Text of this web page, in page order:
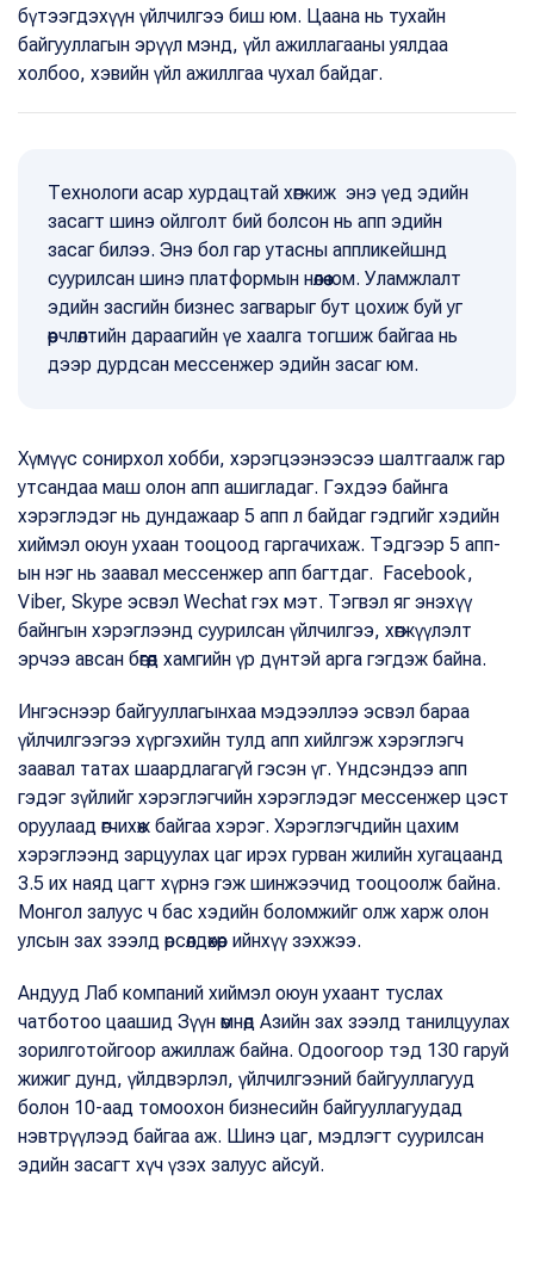
бүтээгдэхүүн үйлчилгээ биш юм. Цаана нь тухайн
байгууллагын эрүүл мэнд, үйл ажиллагааны уялдаа
холбоо, хэвийн үйл ажиллгаа чухал байдаг.
Технологи асар хурдацтай хөгжиж энэ үед эдийн
засагт шинэ ойлголт бий болсон нь апп эдийн
засаг билээ. Энэ бол гар утасны аппликейшнд
суурилсан шинэ платформын нөлөө юм. Уламжлалт
эдийн засгийн бизнес загварыг бут цохиж буй уг
өөрчлөлтийн дараагийн үе хаалга тогшиж байгаа нь
дээр дурдсан мессенжер эдийн засаг юм.
Хүмүүс сонирхол хобби, хэрэгцээнээсээ шалтгаалж гар
утсандаа маш олон апп ашигладаг. Гэхдээ байнга
хэрэглэдэг нь дундажаар 5 апп л байдаг гэдгийг хэдийн
хиймэл оюун ухаан тооцоод гаргачихаж. Тэдгээр 5 апп-
ын нэг нь заавал мессенжер апп багтдаг. Facebook,
Viber, Skype эсвэл Wechat гэх мэт. Тэгвэл яг энэхүү
байнгын хэрэглээнд суурилсан үйлчилгээ, хөгжүүлэлт
эрчээ авсан бөгөөд хамгийн үр дүнтэй арга гэгдэж байна.
Ингэснээр байгууллагынхаа мэдээллээ эсвэл бараа
үйлчилгээгээ хүргэхийн тулд апп хийлгэж хэрэглэгч
заавал татах шаардлагагүй гэсэн үг. Үндсэндээ апп
гэдэг зүйлийг хэрэглэгчийн хэрэглэдэг мессенжер цэст
оруулаад өгчихөж байгаа хэрэг. Хэрэглэгчдийн цахим
хэрэглээнд зарцуулах цаг ирэх гурван жилийн хугацаанд
3.5 их наяд цагт хүрнэ гэж шинжээчид тооцоолж байна.
Монгол залуус ч бас хэдийн боломжийг олж харж олон
улсын зах зээлд өрсөлдөхөөр ийнхүү зэхжээ.
Андууд Лаб компаний хиймэл оюун ухаант туслах
чатботоо цаашид Зүүн өмнөд Азийн зах зээлд танилцуулах
зорилготойгоор ажиллаж байна. Одоогоор тэд 130 гаруй
жижиг дунд, үйлдвэрлэл, үйлчилгээний байгууллагууд
болон 10-аад томоохон бизнесийн байгууллагуудад
нэвтрүүлээд байгаа аж. Шинэ цаг, мэдлэгт суурилсан
эдийн засагт хүч үзэх залуус айсуй.